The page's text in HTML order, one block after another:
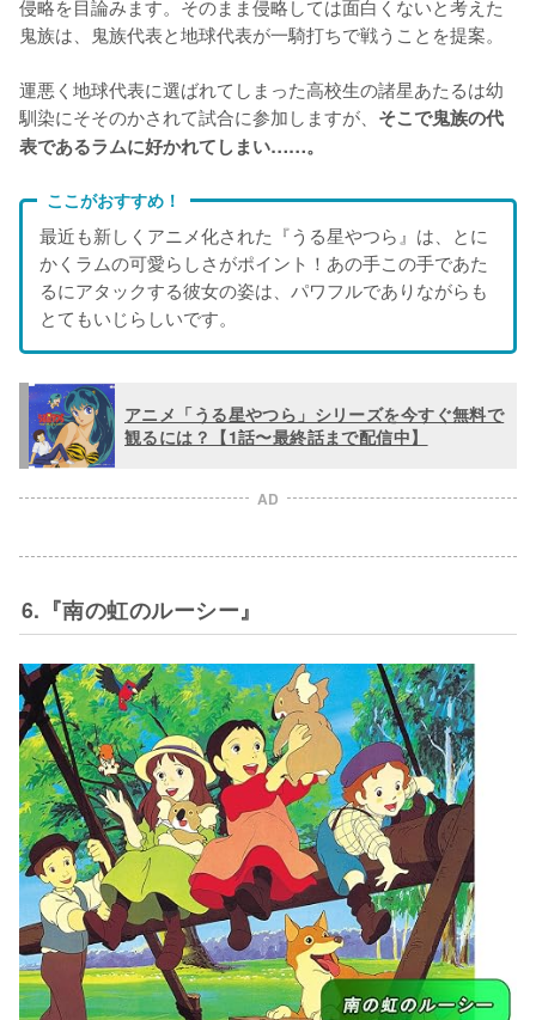
侵略を目論みます。そのまま侵略しては面白くないと考えた
鬼族は、鬼族代表と地球代表が一騎打ちで戦うことを提案。
運悪く地球代表に選ばれてしまった高校生の諸星あたるは幼
馴染にそそのかされて試合に参加しますが、 そこで鬼族の代
表であるラムに好かれてしまい……。
ここがおすすめ！
最近も新しくアニメ化された『うる星やつら』は、とに
かくラムの可愛らしさがポイント！あの手この手であた
るにアタックする彼女の姿は、パワフルでありながらも
とてもいじらしいです。
アニメ「うる星やつら」シリーズを今すぐ無料で
観るには？【1話〜最終話まで配信中】
AD
6.『南の虹のルーシー』